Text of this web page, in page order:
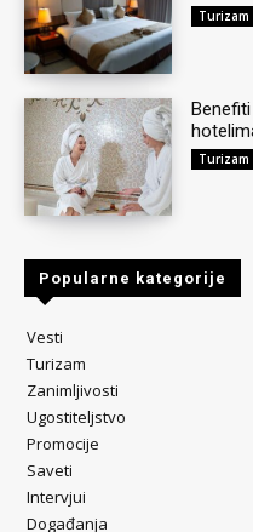
Turizam
Turizam
Popularne kategorije
Vesti
Turizam
Zanimljivosti
Ugostiteljstvo
Promocije
Saveti
Intervjui
Događanja